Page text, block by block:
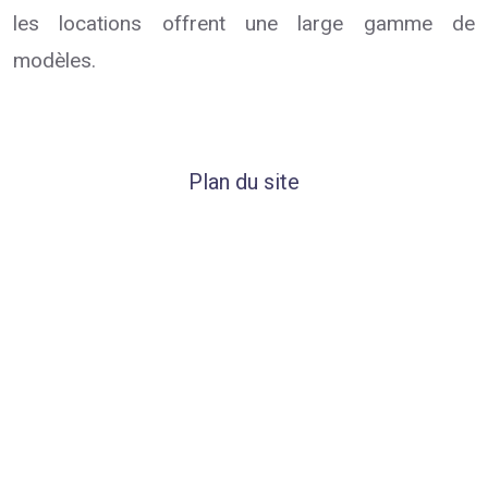
les locations offrent une large gamme de
modèles.
Plan du site